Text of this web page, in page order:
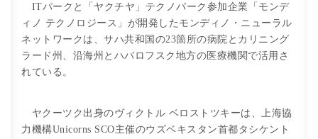
ITパークと「ヤクチヤ」テクノパーク参加企業「モンデ
ィノ テクノロジース」が開発したモンディノ・ニューラル
ネットワークは、サハ共和国の23箇所の病院とカリニング
ラード州、沿海州とハバロフスク地方の医療機関で活用さ
れている。
ヤクーツク出身のヴィクトル ベロストツキーは、上海協
力機構Unicorns SCO主催のウズベキスタン首都タシケント